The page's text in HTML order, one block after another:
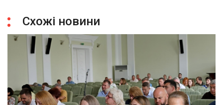
Схожі новини